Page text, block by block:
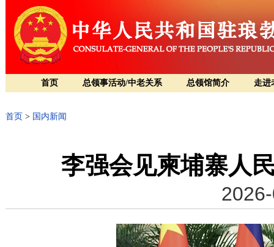
首页 总领事活动/中老关系 总领馆简介 走进
首页 > 国内新闻
李强会见柬埔寨人